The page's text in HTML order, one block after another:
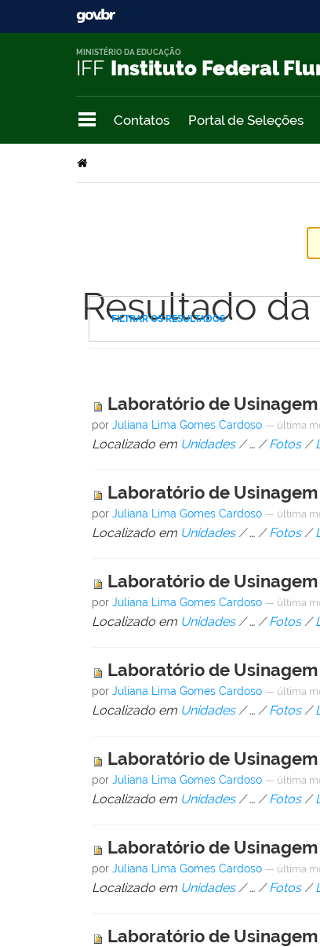
IFF Instituto Federal
MINISTÉRIO DA EDUCAÇÃO
Contatos Portal de Seleções
Resultado
FILTRAR OS RESULTADOS
Laboratório de Usinagem
porJuliana Lima Gomes Cardoso — última
Localizado em Unidades /… /Fotos /
Laboratório de Usinagem
porJuliana Lima Gomes Cardoso — última
Localizado em Unidades /… /Fotos /
Laboratório de Usinagem
porJuliana Lima Gomes Cardoso — última
Localizado em Unidades /… /Fotos /
Laboratório de Usinagem
porJuliana Lima Gomes Cardoso — última
Localizado em Unidades /… /Fotos /
Laboratório de Usinagem
porJuliana Lima Gomes Cardoso — última
Localizado em Unidades /… /Fotos /
Laboratório de Usinagem
porJuliana Lima Gomes Cardoso — última
Localizado em Unidades /… /Fotos /
Laboratório de Usinagem